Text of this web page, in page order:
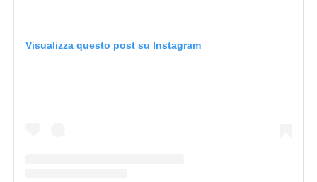
Visualizza questo post su Instagram